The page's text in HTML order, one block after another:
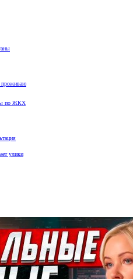
проживаю
по ЖКХ
улики